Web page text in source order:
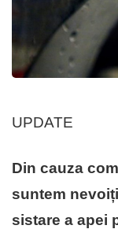
UPDATE
Din cauza
suntem
sistare a apei